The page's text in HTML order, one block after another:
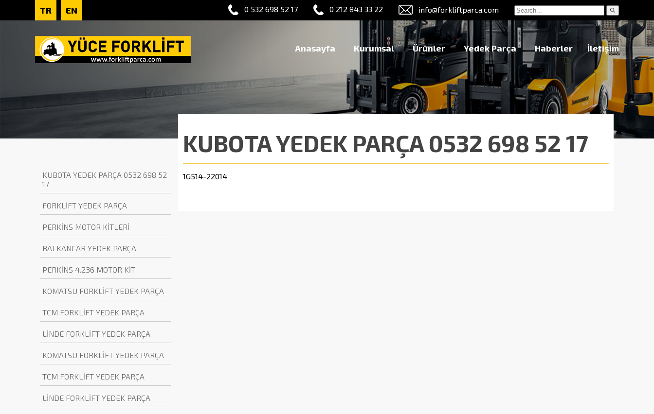
TR EN 0 532 698 52 17 0 212 843 33 22 info@forkliftparca.com
Anasayfa Kurumsal Ürünler Yedek Parça Haberler İletişim
KUBOTA YEDEK PARÇA 0532 698 52
17
FORKLİFT YEDEK PARÇA
PERKİNS MOTOR KİTLERİ
BALKANCAR YEDEK PARÇA
PERKİNS 4.236 MOTOR KİT
KOMATSU FORKLİFT YEDEK PARÇA
TCM FORKLİFT YEDEK PARÇA
LİNDE FORKLİFT YEDEK PARÇA
KOMATSU FORKLİFT YEDEK PARÇA
TCM FORKLİFT YEDEK PARÇA
LİNDE FORKLİFT YEDEK PARÇA
KUBOTA YEDEK PARÇA 0532 698 52 17
1G514-22014